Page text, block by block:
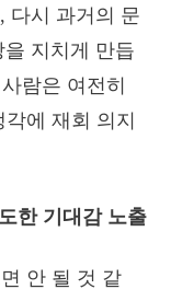
다시 과거의 문
지치게 만듭
람은 여전히
에 재회 의지
한 기대감 노출
안 될 것 같